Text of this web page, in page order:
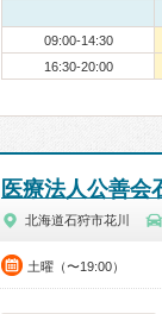
09:00-14:30
16:30-20:00
医療法人公善会
北海道石狩市花川
土曜（〜19:00）